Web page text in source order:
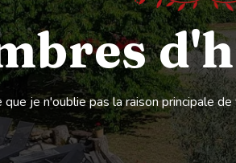
que je n'oublie pas la raison principale